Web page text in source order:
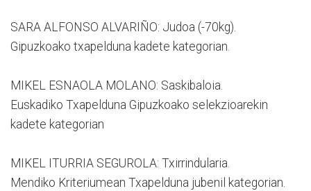
SARA ALFONSO ALVARIÑO: Judoa (-70kg).
Gipuzkoako txapelduna kadete kategorian.
MIKEL ESNAOLA MOLANO: Saskibaloia.
Euskadiko Txapelduna Gipuzkoako selekzioarekin
kadete kategorian
MIKEL ITURRIA SEGUROLA: Txirrindularia.
Mendiko Kriteriumean Txapelduna jubenil kategorian.